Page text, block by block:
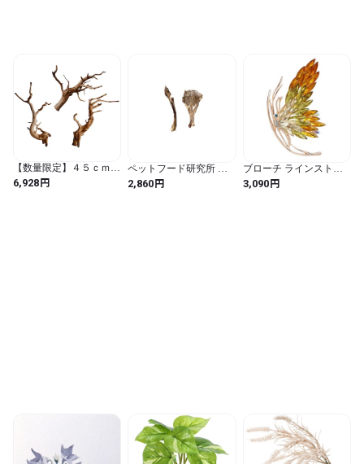
【数量限定】４５ｃｍ水
槽用 流木３本セット
（ナチュラル色）
6,928円
ペットフード研究所 【
国産 無添加 】 小型犬 中
型犬 大型犬 鹿レッグボ
2,860円
ブローチ ラインストー
ン 蝶 バタフライ インセ
クト 昆虫 レディース 綺
3,090円